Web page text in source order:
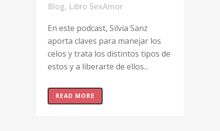
Blog, Libro SexAmor
En este podcast, Silvia Sanz
aporta claves para manejar los
celos y trata los distintos tipos de
estos y a liberarte de ellos...
READ MORE